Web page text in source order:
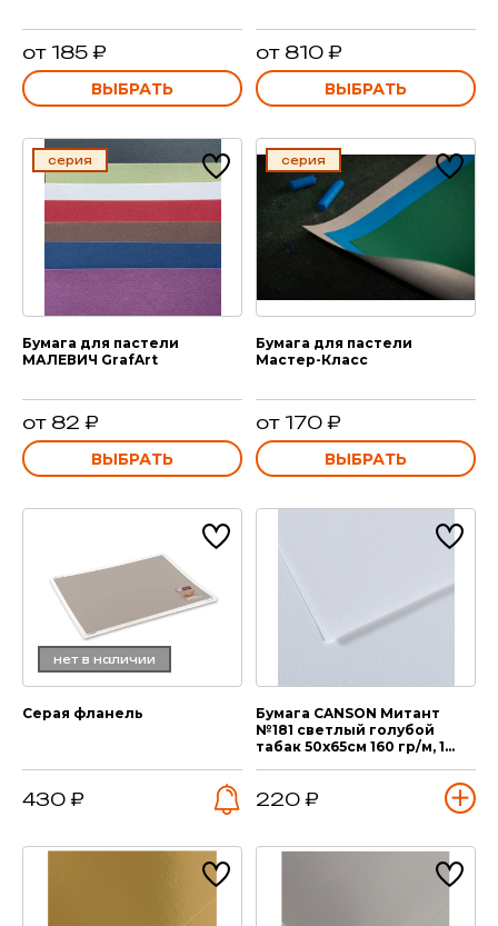
от 185 ₽
ВЫБРАТЬ
от 810 ₽
ВЫБРАТЬ
серия
Бумага для пастели
МАЛЕВИЧ GrafArt
от 82 ₽
ВЫБРАТЬ
серия
Бумага для пастели
Мастер-Класс
от 170 ₽
ВЫБРАТЬ
нет в наличии
Серая фланель
430 ₽
Бумага CANSON Митант
№181 светлый голубой
табак 50х65см 160 гр/м, 1
220 ₽